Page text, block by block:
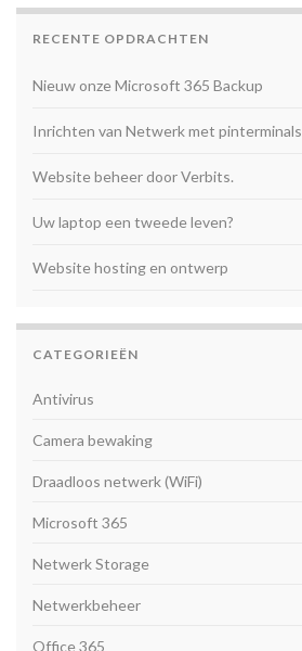
RECENTE OPDRACHTEN
Nieuw onze Microsoft 365 Backup
Inrichten van Netwerk met pinterminals
Website beheer door Verbits.
Uw laptop een tweede leven?
Website hosting en ontwerp
CATEGORIEËN
Antivirus
Camera bewaking
Draadloos netwerk (WiFi)
Microsoft 365
Netwerk Storage
Netwerkbeheer
Office 365